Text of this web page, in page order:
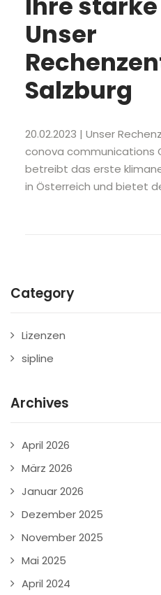
Unser
Salzburg
20.02.2023 | Unser
conova communications
betreibt das erste
in Österreich und bietet
Category
Lizenzen
sipline
Archives
April 2026
März 2026
Januar 2026
Dezember 2025
November 2025
Mai 2025
April 2024